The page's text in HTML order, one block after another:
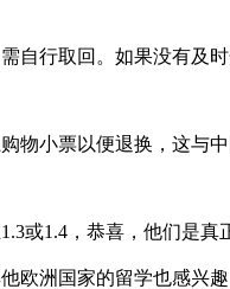
自行取回。如果没有及
物小票以便退换，这与中
或1.4，恭喜，他们是真
欧洲国家的留学也感兴